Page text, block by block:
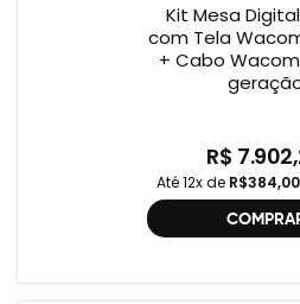
Kit Mesa
com Tela
+ Cabo Wacom
R$
Até 12x de R$384,00